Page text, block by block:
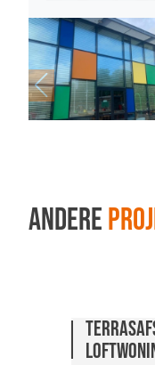
Andere